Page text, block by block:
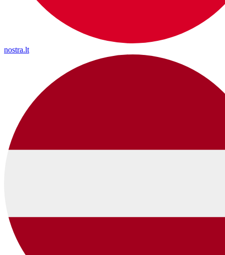
nostra.lt